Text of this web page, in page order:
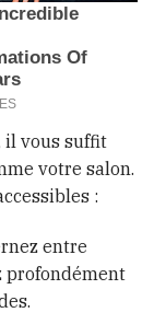
il vous suffit
votre salon.
:
entre
profondément